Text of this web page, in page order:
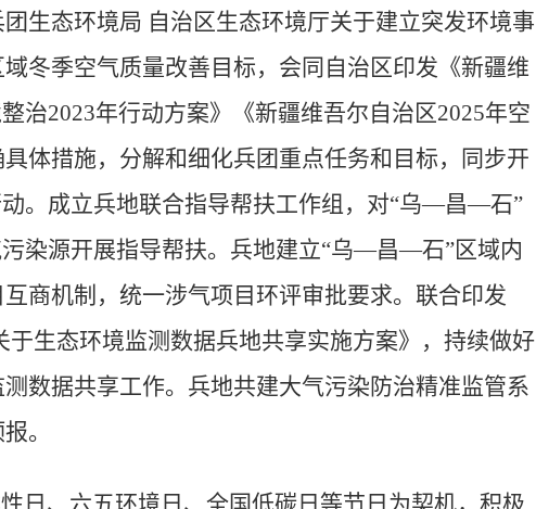
生态环境局 自治区生态环境厅关于建立突发环境事
域冬季空气质量改善目标，会同自治区印发 《新疆维
治2023年行动方案》《新疆维吾尔自治区2025年空
体措施，分解和细化兵团重点任务和目标，
同步开
。成立兵地联合指导帮扶工作组，对“乌—昌—石”
染源开展指导帮扶。兵地建立“乌—昌—石”区域内
商机制，统一涉气项目环评审批要求。联合印发
生态环境监测数据兵地共享实施方案》 ， 持续做好
数据共享工作。兵地共建大气污染防治精准监管系
。
日、六五环境日、全国低碳日等节日为契机，积极